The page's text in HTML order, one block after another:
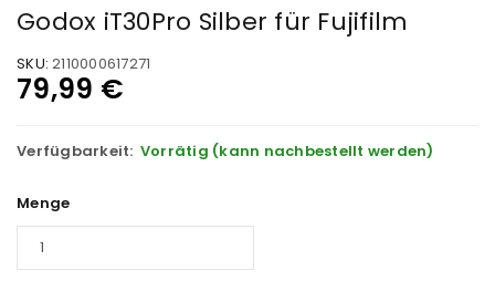
Godox iT30Pro Silber für Fujifilm
SKU: 2110000617271
79,99 €
Verfügbarkeit: Vorrätig (kann nachbestellt werden)
Menge